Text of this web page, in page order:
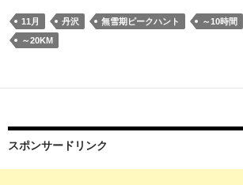
「塔
ノ
り
大
倉
11月 丹沢 無雪期ピークハント ～10時間
～20KM
スポンサードリンク